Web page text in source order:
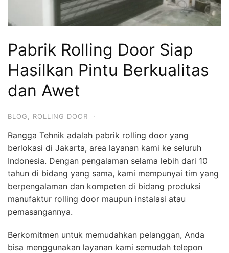
Pabrik Rolling Door Siap
Hasilkan Pintu Berkualitas
dan Awet
BLOG ROLLING DOOR ·
Rangga Tehnik adalah pabrik rolling door yang
berlokasi di Jakarta, area layanan kami ke seluruh
Indonesia. Dengan pengalaman selama lebih dari 10
tahun di bidang yang sama, kami mempunyai tim yang
berpengalaman dan kompeten di bidang produksi
manufaktur rolling door maupun instalasi atau
pemasangannya.
Berkomitmen untuk memudahkan pelanggan, Anda
bisa menggunakan layanan kami semudah telepon